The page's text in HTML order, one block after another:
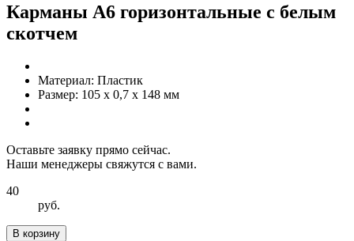
Карманы А6 горизонтальные с белым
скотчем
Материал: Пластик
Размер: 105 x 0,7 x 148 мм
Оставьте заявку прямо сейчас.
Наши менеджеры свяжутся с вами.
40
руб.
В корзину